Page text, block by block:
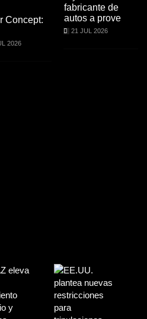
Concept:
2026
fabricante de
autos a prove
21 JUL 2026